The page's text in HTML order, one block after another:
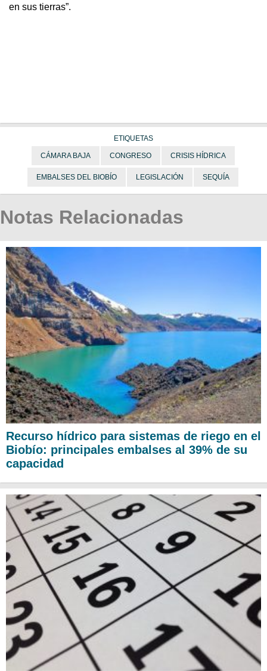
en sus tierras”.
ETIQUETAS
CÁMARA BAJA CONGRESO CRISIS HÍDRICA
EMBALSES DEL BIOBÍO LEGISLACIÓN SEQUÍA
Notas Relacionadas
Recurso hídrico para sistemas de riego en el
Biobío: principales embalses al 39% de su
capacidad